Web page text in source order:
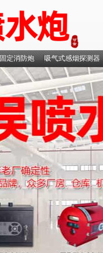
固定消防炮 吸气式感烟探测器